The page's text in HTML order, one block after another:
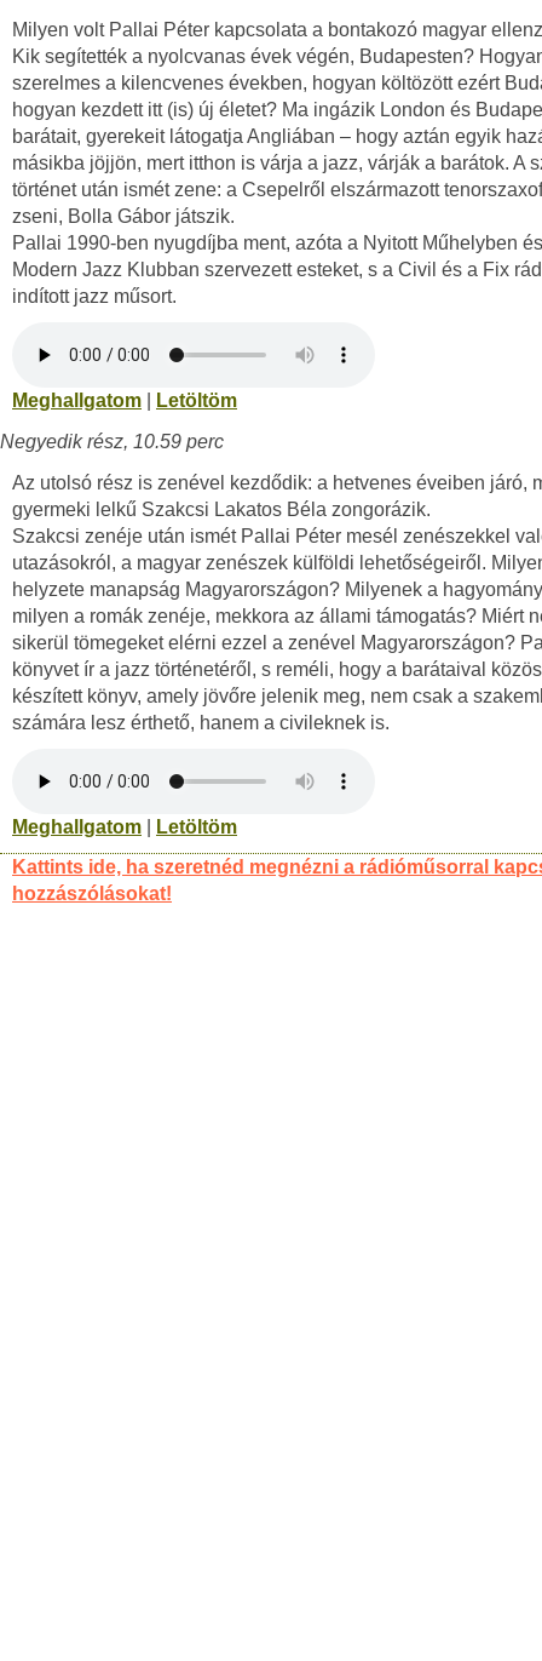
Milyen volt Pallai Péter kapcsolata a bontakozó magyar
Kik segítették a nyolcvanas évek végén, Budapesten?
szerelmes a kilencvenes években, hogyan költözött ezért
hogyan kezdett itt (is) új életet? Ma ingázik London és
barátait, gyerekeit látogatja Angliában – hogy aztán egyik
másikba jöjjön, mert itthon is várja a jazz, várják a barátok. A
történet után ismét zene: a Csepelről elszármazott
zseni, Bolla Gábor játszik.
Pallai 1990-ben nyugdíjba ment, azóta a Nyitott Műhelyben
Modern Jazz Klubban szervezett esteket, s a Civil és a Fix
indított jazz műsort.
Meghallgatom
Letöltöm
Negyedik rész, 10.59 perc
Az utolsó rész is zenével kezdődik: a hetvenes éveiben járó,
gyermeki lelkű Szakcsi Lakatos Béla zongorázik.
Szakcsi zenéje után ismét Pallai Péter mesél zenészekkel
utazásokról, a magyar zenészek külföldi lehetőségeiről.
helyzete manapság Magyarországon? Milyenek a
milyen a romák zenéje, mekkora az állami támogatás? Miért
sikerül tömegeket elérni ezzel a zenével Magyarországon?
könyvet ír a jazz történetéről, s reméli, hogy a barátaival
készített könyv, amely jövőre jelenik meg, nem csak a
számára lesz érthető, hanem a civileknek is.
Meghallgatom
Letöltöm
Kattints ide, ha szeretnéd megnézni a rádióműsorral
hozzászólásokat!